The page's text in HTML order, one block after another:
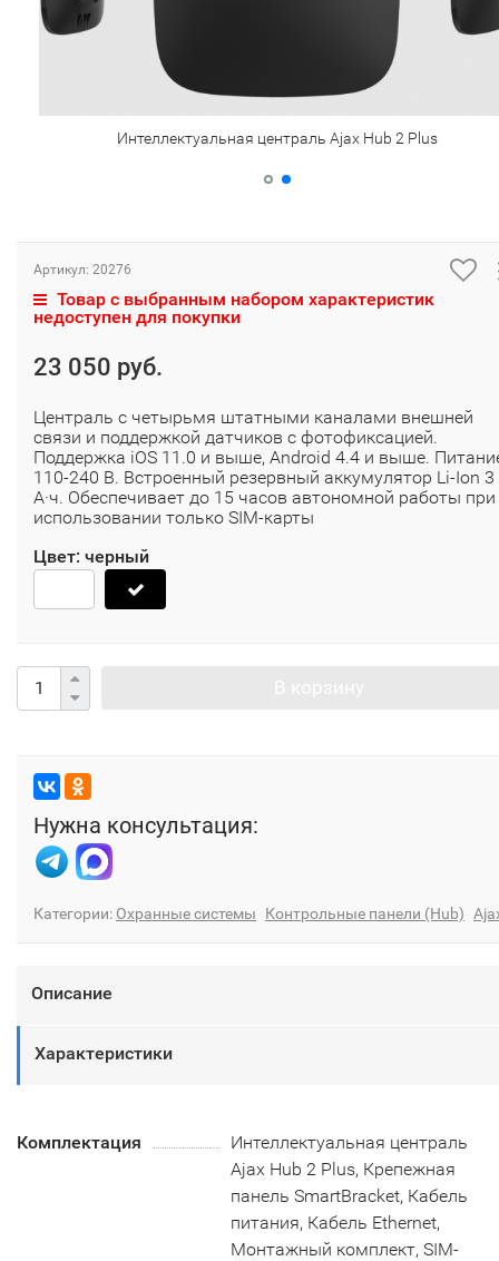
Интеллектуальная централь Ajax Hub 2 Plus
Артикул: 20276
Товар с выбранным набором характеристик
недоступен для покупки
23 050 руб.
Централь с четырьмя штатными каналами внешней
связи и поддержкой датчиков с фотофиксацией.
Поддержка iOS 11.0 и выше, Android 4.4 и выше.
110-240 В. Встроенный резервный аккумулятор Li-Ion 3
А·ч. Обеспечивает до 15 часов автономной работы при
использовании только SIM-карты
Цвет: черный
Нужна консультация:
Категории: Охранные системы Контрольные панели (Hub)
Описание
Характеристики
Комплектация
Интеллектуальная централь
Ajax Hub 2 Plus, Крепежная
панель SmartBracket, Кабель
питания, Кабель Ethernet,
Монтажный комплект, SIM-